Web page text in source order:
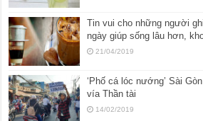
Tin vui cho những người
ngày giúp sống lâu hơn,
21/04/2019
‘Phố cá lóc nướng’ Sài
vía Thần tài
14/02/2019